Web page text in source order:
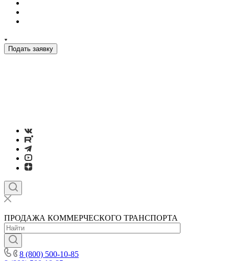
Подать заявку
ПРОДАЖА КОММЕРЧЕСКОГО ТРАНСПОРТА
8 (800) 500-10-85